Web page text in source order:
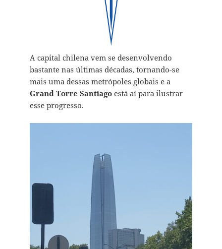
A capital chilena vem se desenvolvendo
bastante nas últimas décadas, tornando-se
mais uma dessas metrópoles globais e a
Grand Torre Santiago está aí para ilustrar
esse progresso.